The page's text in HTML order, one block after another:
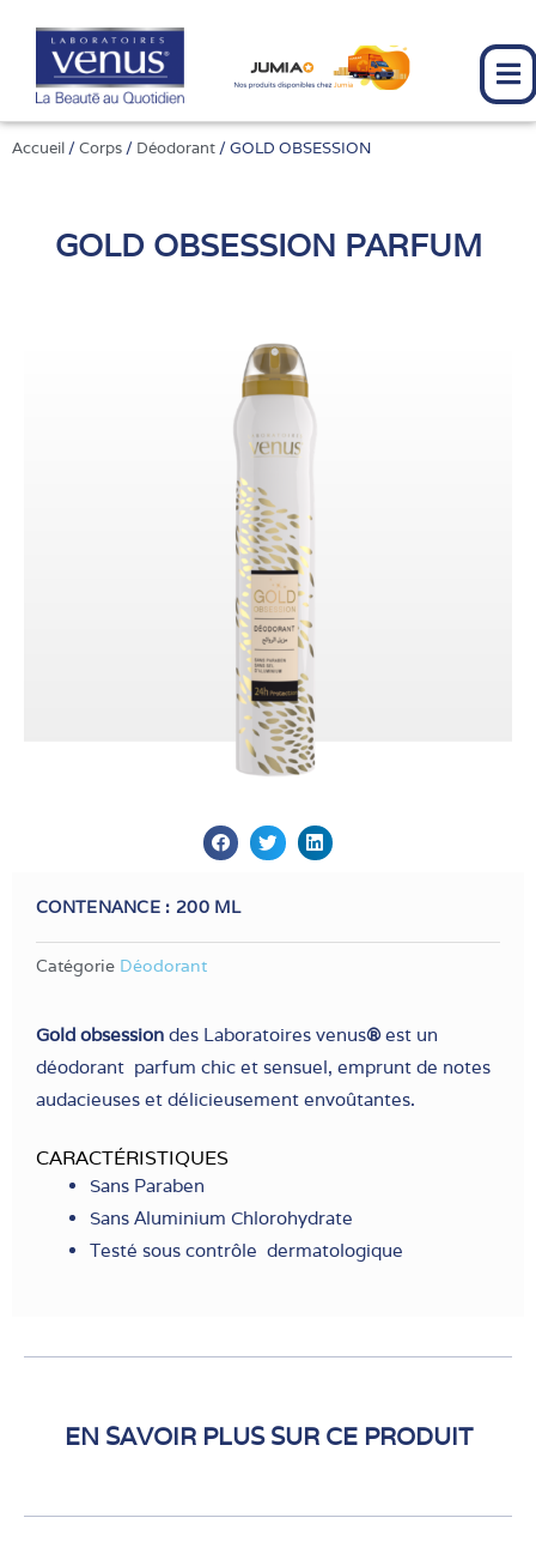
contenu
Accueil /Corps / Déodorant / GOLD OBSESSION
GOLD OBSESSION PARFUM
CONTENANCE : 200 ML
Catégorie Déodorant
Gold obsession des Laboratoires venus®est un
déodorant parfum chic et sensuel, emprunt de notes
audacieuses et délicieusement envoûtantes.
CARACTÉRISTIQUES
Sans Paraben
Sans Aluminium Chlorohydrate
Testé sous contrôle dermatologique
EN SAVOIR PLUS SUR CE PRODUIT